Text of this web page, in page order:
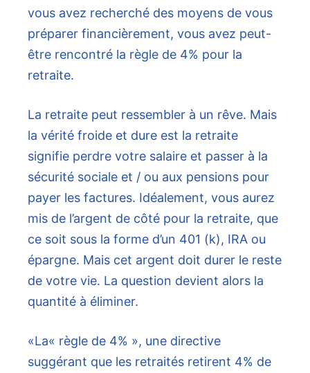
vous avez recherché des moyens de vous
préparer financièrement, vous avez peut-
être rencontré la règle de 4% pour la
retraite.
La retraite peut ressembler à un rêve. Mais
la vérité froide et dure est la retraite
signifie perdre votre salaire et passer à la
sécurité sociale et / ou aux pensions pour
payer les factures. Idéalement, vous aurez
mis de l’argent de côté pour la retraite, que
ce soit sous la forme d’un 401 (k), IRA ou
épargne. Mais cet argent doit durer le reste
de votre vie. La question devient alors la
quantité à éliminer.
«La« règle de 4% », une directive
suggérant que les retraités retirent 4% de